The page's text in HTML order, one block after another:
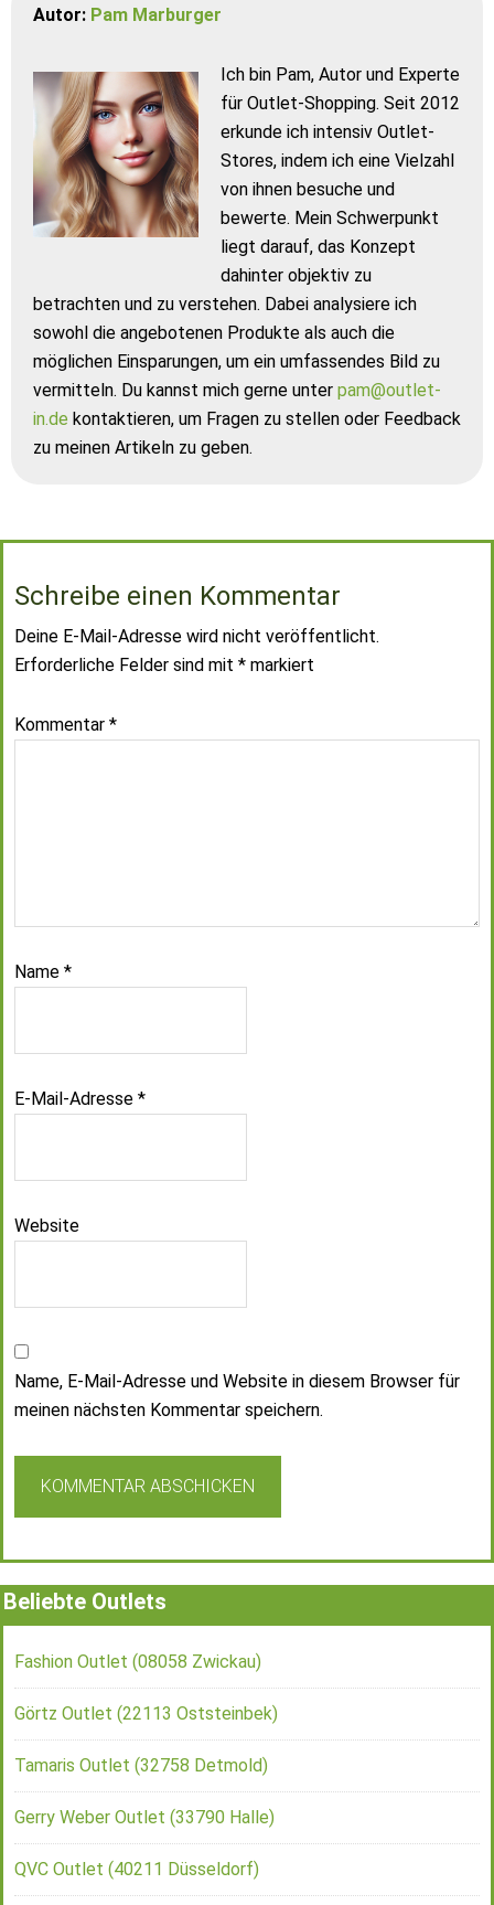
Autor: Pam Marburger
Ich bin Pam, Autor und Experte
für Outlet-Shopping. Seit 2012
erkunde ich intensiv Outlet-
Stores, indem ich eine Vielzahl
von ihnen besuche und
bewerte. Mein Schwerpunkt
liegt darauf, das Konzept
dahinter objektiv zu
betrachten und zu verstehen. Dabei analysiere ich
sowohl die angebotenen Produkte als auch die
möglichen Einsparungen, um ein umfassendes Bild zu
vermitteln. Du kannst mich gerne unter pam@outlet-
in.de kontaktieren, um Fragen zu stellen oder Feedback
zu meinen Artikeln zu geben.
Schreibe einen Kommentar
Deine E-Mail-Adresse wird nicht veröffentlicht.
Erforderliche Felder sind mit * markiert
Kommentar *
Name *
E-Mail-Adresse *
Website
Name, E-Mail-Adresse und Website in diesem Browser für
meinen nächsten Kommentar speichern.
Beliebte Outlets
Fashion Outlet (08058 Zwickau)
Görtz Outlet (22113 Oststeinbek)
Tamaris Outlet (32758 Detmold)
Gerry Weber Outlet (33790 Halle)
QVC Outlet (40211 Düsseldorf)